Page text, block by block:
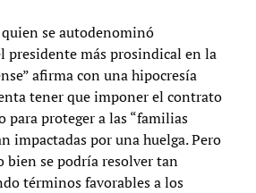
se autodenominó
presidente más prosindical en la
afirma con una hipocresía
tener que imponer el contrato
para proteger a las “familias
impactadas por una huelga. Pero
bien se podría resolver tan
términos favorables a los